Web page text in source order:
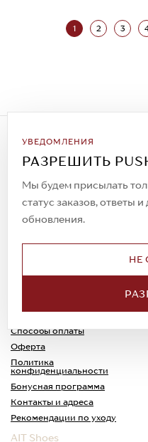
1 2 3
УВЕДОМЛЕНИЯ
РАЗРЕШИТЬ
Мы будем присылать
статус заказов, ответы
обновления.
НЕ
Подписаться на
Всегда будьте в курсе
спецпредложений!
© 2023. AIT Shoes
Все права защищены
Доставка
Способы оплаты
Оферта
Политика
конфиденциальности
Бонусная программа
Контакты и адреса
Рекомендации по уходу
AIT Shoes